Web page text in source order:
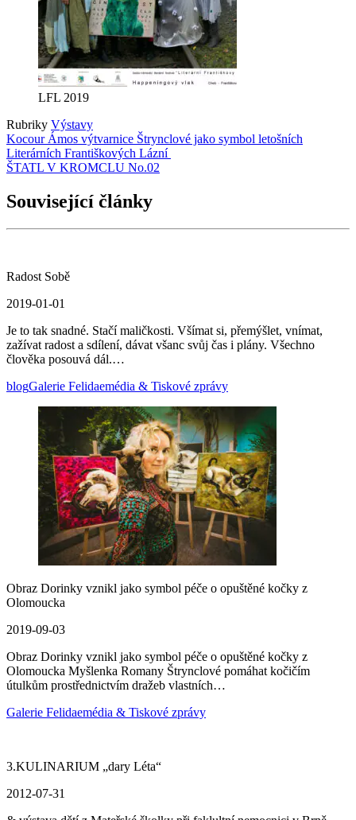
LFL 2019
Rubriky Výstavy
Kocour Ámos výtvarnice Štrynclové jako symbol letošních
Literárních Františkových Lázní
ŠTATL V KROMCLU No.02
Související články
Radost Sobě
2019-01-01
Je to tak snadné. Stačí maličkosti. Všímat si, přemýšlet, vnímat,
zažívat radost a sdílení, dávat všanc svůj čas i plány. Všechno
člověka posouvá dál.…
blogGalerie Felidaemédia & Tiskové zprávy
Obraz Dorinky vznikl jako symbol péče o opuštěné kočky z
Olomoucka
2019-09-03
Obraz Dorinky vznikl jako symbol péče o opuštěné kočky z
Olomoucka Myšlenka Romany Štrynclové pomáhat kočičím
útulkům prostřednictvím dražeb vlastních…
Galerie Felidaemédia & Tiskové zprávy
3.KULINARIUM „dary Léta“
2012-07-31